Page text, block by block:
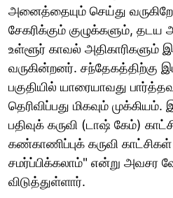
அனைத்தையும் செய்து
சேகரிக்கும் குழுக்களும், தடய
உள்ளூர் காவல் அதிகாரிகளும்
வருகின்றனர். சந்தேகத்திற்கு
பகுதியில் யாரையாவது
தெரிவிப்பது மிகவும்
பதிவுக் கருவி (டாஷ் கேம்)
கண்காணிப்புக் கருவி
சமர்ப்பிக்கலாம்" என்று அவசர
விடுத்துள்ளார்.